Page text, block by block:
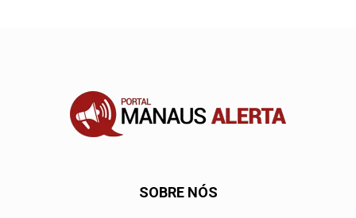
SOBRE NÓS